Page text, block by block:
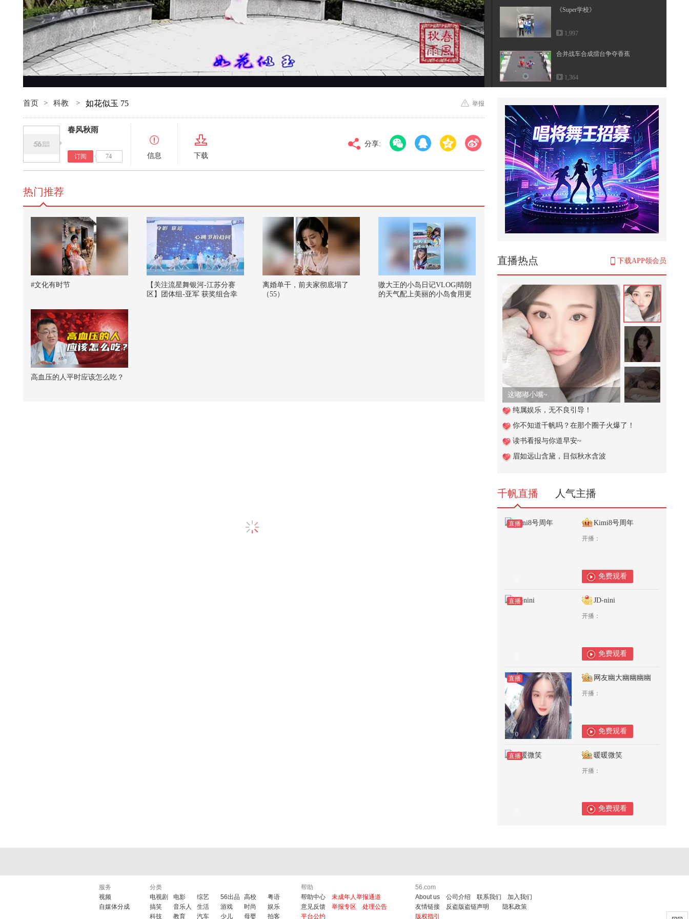
倍速
对比度 100
《Super学校》
1,997
合并战车合成擂台争夺香蕉
1,364
完还熬夜吗朋友们@张朝阳 @健康
狐 ...
5,017
果蝇陷阱
1,052
19旁人嫉妒生计暗中散播流言举报
《重生之退婚养家》
29
解救
这个视频也太好看了吧。#二次元 #
原创动画 #游戏 #搞笑游戏 #AI
老梁：建国初期这种事不少
谁才是真正的敖润姑姑
1,962
老钱班 # 侯绿萝# 脉动运...
566
托卡耶夫当面“劝和”，普京沉默以
对：俄在后院的叙事垄断，开始
首页 > 科教 > 如花似玉 75 举报
春风秋雨
订阅 74 信息 下载
分享:
直播热点 下载APP领会员
这嘟嘟小嘴~
纯属娱乐，无不良引导！
你不知道千帆吗？在那个圈子火爆了！
读书看报与你道早安~
眉如远山含黛，目似秋水含波
千帆直播 人气主播
直播 Kimi8号周年
开播：
免费观看
直播 JD-nini
开播：
免费观看
直播
0
网友幽大幽幽幽幽
开播：
免费观看
直播 暖暖微笑
开播：
免费观看
热门推荐
#文化有时节
【关注流星舞银河-江苏分赛
区】团体组-亚军 获奖组合幸
离婚单干，前夫家彻底塌了
（55）
嗷大王的小岛日记VLOG|晴朗
的天气配上美丽的小岛食用更
高血压的人平时应该怎么吃？
服务
视频
自媒体分成
分类
电视剧
电影 综艺 56出品 高校
粤语
搞笑
音乐人 生活 游戏 时尚
娱乐
科技
教育 汽车 少儿 母婴 拍客
帮助
帮助中心
未成年人举报通道
意见反馈
举报专区
处理公告
平台公约
56.com
About us
公司介绍 联系我们
加入我们
友情链接
反盗版盗链声明
隐私政策
版权指引